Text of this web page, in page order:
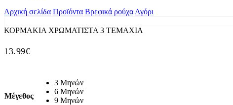
Αρχική σελίδα Προϊόντα Βρεφικά ρούχα Αγόρι
ΚΟΡΜΑΚΙΑ ΧΡΩΜΑΤΙΣΤΑ 3 ΤΕΜΑΧΙΑ
13.99€
Μέγεθος
3 Μηνών
6 Μηνών
9 Μηνών